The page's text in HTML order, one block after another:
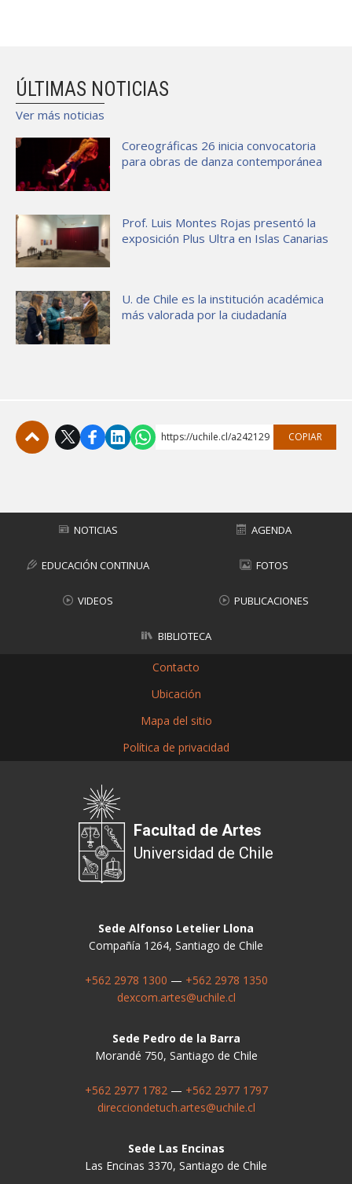
ÚLTIMAS NOTICIAS
Ver más noticias
Coreográficas 26 inicia convocatoria
para obras de danza contemporánea
Prof. Luis Montes Rojas presentó la
exposición Plus Ultra en Islas Canarias
U. de Chile es la institución académica
más valorada por la ciudadanía
https://uchile.cl/a242129 COPIAR
NOTICIAS AGENDA
EDUCACIÓN CONTINUA FOTOS
VIDEOS PUBLICACIONES
BIBLIOTECA
Contacto
Ubicación
Mapa del sitio
Política de privacidad
Facultad de Artes
Universidad de Chile
Sede Alfonso Letelier Llona
Compañía 1264, Santiago de Chile
+562 2978 1300 — +562 2978 1350
dexcom.artes@uchile.cl
Sede Pedro de la Barra
Morandé 750, Santiago de Chile
+562 2977 1782— +562 2977 1797
direcciondetuch.artes@uchile.cl
Sede Las Encinas
Las Encinas 3370, Santiago de Chile